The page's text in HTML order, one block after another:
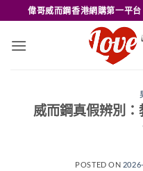
to
content
偉哥威而鋼香港網購第一平
威而鋼真假辨別
POSTED ON